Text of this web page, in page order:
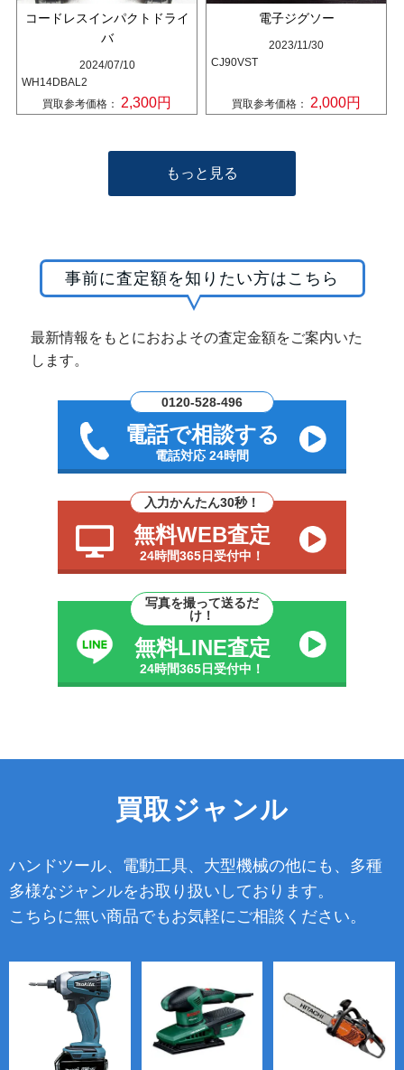
コードレスインパクトドライ
バ
2024/07/10
WH14DBAL2
買取参考価格： 2,300円
電子ジグソー
2023/11/30
CJ90VST
買取参考価格： 2,000円
もっと見る
事前に査定額を知りたい方はこちら
最新情報をもとにおおよその査定金額をご案内いた
します。
0120-528-496
電話で相談する
電話対応 24時間
入力かんたん30秒！
無料WEB査定
24時間365日受付中！
写真を撮って送るだ
け！
無料LINE査定
24時間365日受付中！
買取ジャンル
ハンドツール、電動工具、大型機械の他にも、多種
多様なジャンルをお取り扱いしております。
こちらに無い商品でもお気軽にご相談ください。